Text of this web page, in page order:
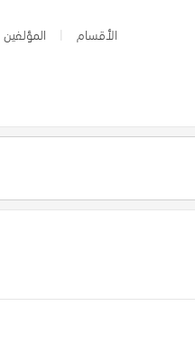
الأقسام المؤلفين